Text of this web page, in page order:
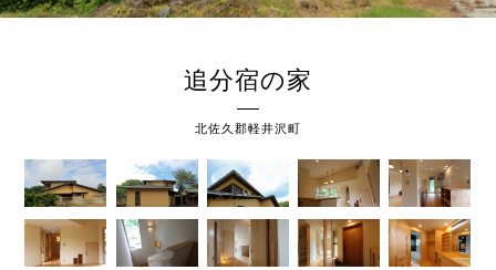
追分宿の家
北佐久郡軽井沢町